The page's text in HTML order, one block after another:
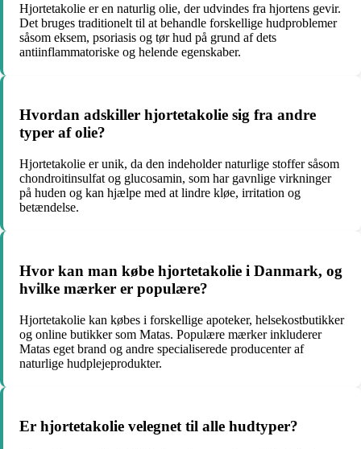
Hjortetakolie er en naturlig olie, der udvindes fra hjortens gevir.
Det bruges traditionelt til at behandle forskellige hudproblemer
såsom eksem, psoriasis og tør hud på grund af dets
antiinflammatoriske og helende egenskaber.
Hvordan adskiller hjortetakolie sig fra andre
typer af olie?
Hjortetakolie er unik, da den indeholder naturlige stoffer såsom
chondroitinsulfat og glucosamin, som har gavnlige virkninger
på huden og kan hjælpe med at lindre kløe, irritation og
betændelse.
Hvor kan man købe hjortetakolie i Danmark, og
hvilke mærker er populære?
Hjortetakolie kan købes i forskellige apoteker, helsekostbutikker
og online butikker som Matas. Populære mærker inkluderer
Matas eget brand og andre specialiserede producenter af
naturlige hudplejeprodukter.
Er hjortetakolie velegnet til alle hudtyper?